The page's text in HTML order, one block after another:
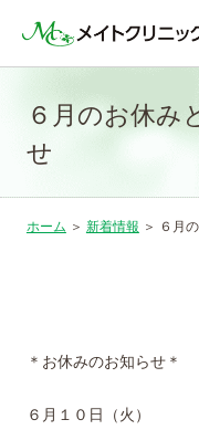
６月のお休み
せ
ホーム ＞ 新着情報 ＞ ６月
＊お休みのお知らせ＊
６月１０日（火）